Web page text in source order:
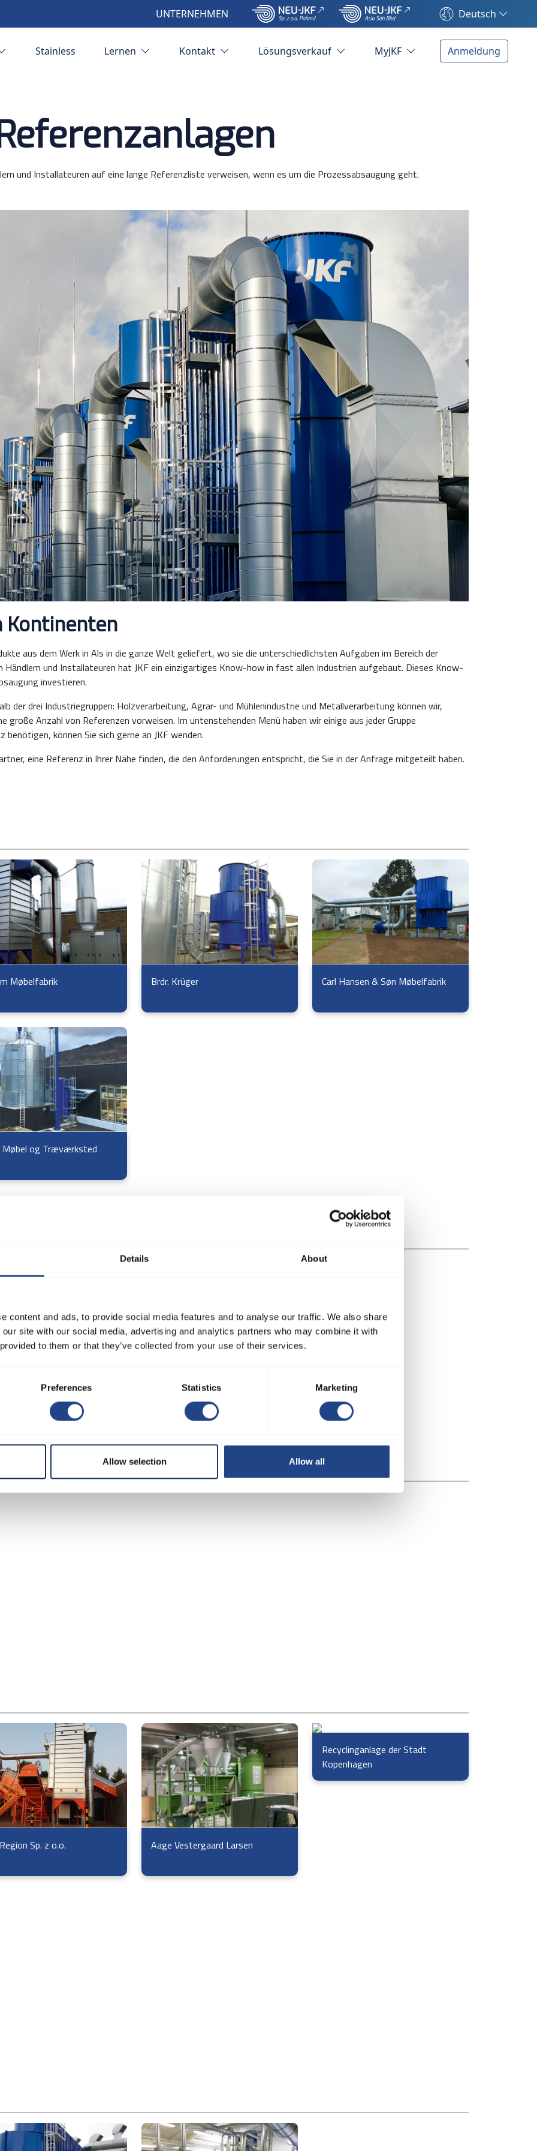
Details About
content and ads, to provide social media features and to analyse our traffic. We also share
site with our social media, advertising and analytics partners who may combine it with
to them or that they’ve collected from your use of their services.
Preferences Statistics Marketing
Allow selection Allow all
UNTERNEHMEN Deutsch
Stainless Lernen Kontakt Lösungsverkauf MyJKF Anmeldung
und Installateuren auf eine lange Referenzliste verweisen, wenn es um die Prozessabsaugung geht.
Kontinenten
aus dem Werk in Als in die ganze Welt geliefert, wo sie die unterschiedlichsten Aufgaben im Bereich der
und Installateuren hat JKF ein einzigartiges Know-how in fast allen Industrien aufgebaut. Dieses Know-
investieren.
der drei Industriegruppen: Holzverarbeitung, Agrar- und Mühlenindustrie und Metallverarbeitung können wir,
Anzahl von Referenzen vorweisen. Im untenstehenden Menü haben wir einige aus jeder Gruppe
können Sie sich gerne an JKF wenden.
eine Referenz in Ihrer Nähe finden, die den Anforderungen entspricht, die Sie in der Anfrage mitgeteilt haben.
Møbelfabrik Brdr. Krüger Carl Hansen & Søn Møbelfabrik
Møbel og Træværksted
- Prozessextraktion
der Reisproduktion
Hersteller von Süßwaren und
Bäckereizutaten
Sp. z o.o. Aage Vestergaard Larsen
Recyclinganlage der Stadt
Kopenhagen